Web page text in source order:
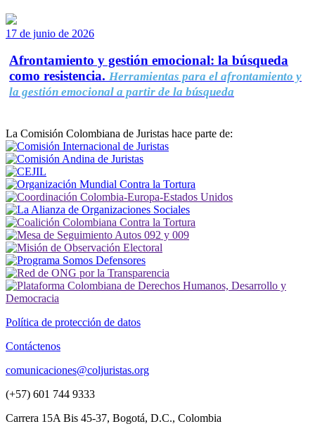
17 de junio de 2026
Afrontamiento y gestión emocional: la búsqueda
como resistencia. Herramientas para el afrontamiento y
la gestión emocional a partir de la búsqueda
La Comisión Colombiana de Juristas hace parte de:
Política de protección de datos
Contáctenos
comunicaciones@coljuristas.org
(+57) 601 744 9333
Carrera 15A Bis 45-37, Bogotá, D.C., Colombia